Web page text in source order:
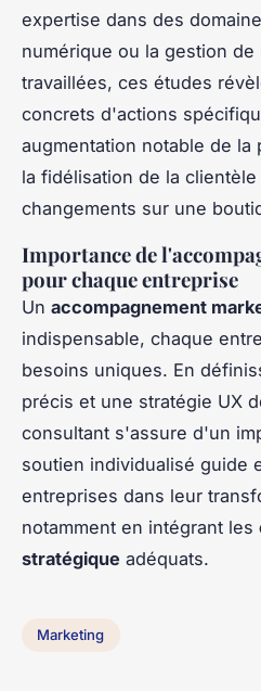
expertise dans des
numérique ou la gestion
travaillées, ces études
concrets d'actions
augmentation notable de
la fidélisation de la
changements sur une
Importance de
pour chaque entreprise
Un accompagnement
indispensable, chaque
besoins uniques. En
précis et une stratégie UX
consultant s'assure d'un
soutien individualisé guide
entreprises dans leur
notamment en intégrant les
stratégique adéquats.
Marketing